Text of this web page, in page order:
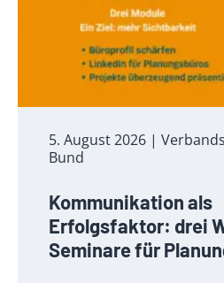
5. August 2026 |
Bund
Kommunikation als
Erfolgsfaktor: drei
Seminare für